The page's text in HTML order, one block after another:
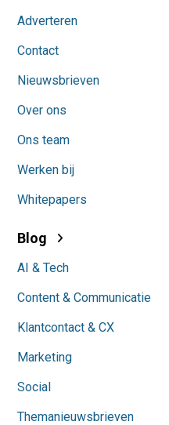
Adverteren
Contact
Nieuwsbrieven
Over ons
Ons team
Werken bij
Whitepapers
Blog
AI & Tech
Content & Communicatie
Klantcontact & CX
Marketing
Social
Themanieuwsbrieven